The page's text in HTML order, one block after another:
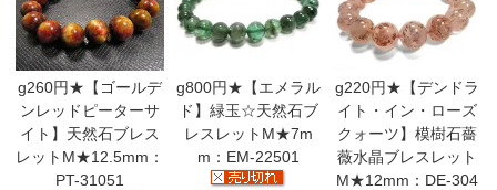
g260円★【ゴールデ
ンレッドピーターサ
イト】天然石ブレス
レットM★12.5mm：
PT-31051
g800円★【エメラル
ド】緑玉☆天然石ブ
レスレットM★7m
m：EM-22501
g220円★【デンドラ
イト・イン・ローズ
クォーツ】模樹石薔
薇水晶ブレスレット
M★12mm：DE-304